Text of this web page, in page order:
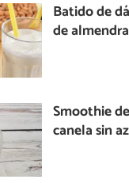
Batido de
de almendra
Smoothie
canela sin